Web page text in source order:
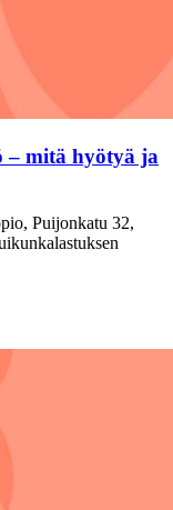
mitä hyötyä ja
Puijonkatu 32,